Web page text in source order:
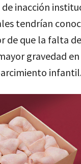
inacción
tendrían
de que la falta
gravedad